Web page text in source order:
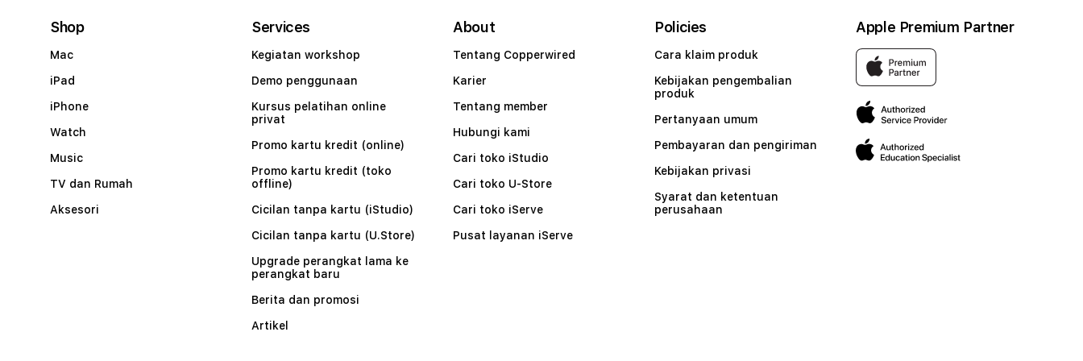
Shop
Mac
iPad
iPhone
Watch
Music
TV dan Rumah
Aksesori
Services
Kegiatan workshop
Demo penggunaan
Kursus pelatihan online
privat
Promo kartu kredit (online)
Promo kartu kredit (toko
offline)
Cicilan tanpa kartu (iStudio)
Cicilan tanpa kartu (U.Store)
Upgrade perangkat lama ke
perangkat baru
Berita dan promosi
Artikel
About
Tentang Copperwired
Karier
Tentang member
Hubungi kami
Cari toko iStudio
Cari toko U-Store
Cari toko iServe
Pusat layanan iServe
Policies
Cara klaim produk
Kebijakan pengembalian
produk
Pertanyaan umum
Pembayaran dan pengiriman
Kebijakan privasi
Syarat dan ketentuan
perusahaan
Apple Premium Partner